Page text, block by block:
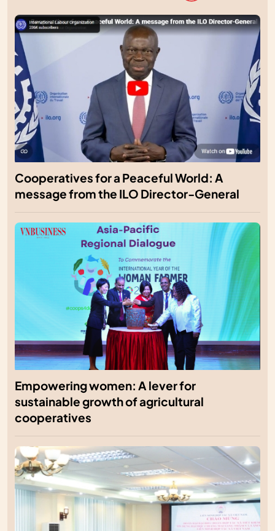
Cooperatives for a Peaceful World: A
message from the ILO Director-General
Empowering women: A lever for
sustainable growth of agricultural
cooperatives